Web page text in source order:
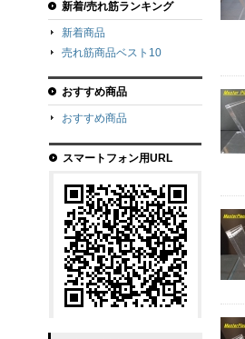
新着/売れ筋ランキング
新着商品
売れ筋商品ベスト10
おすすめ商品
おすすめ商品
スマートフォン用URL